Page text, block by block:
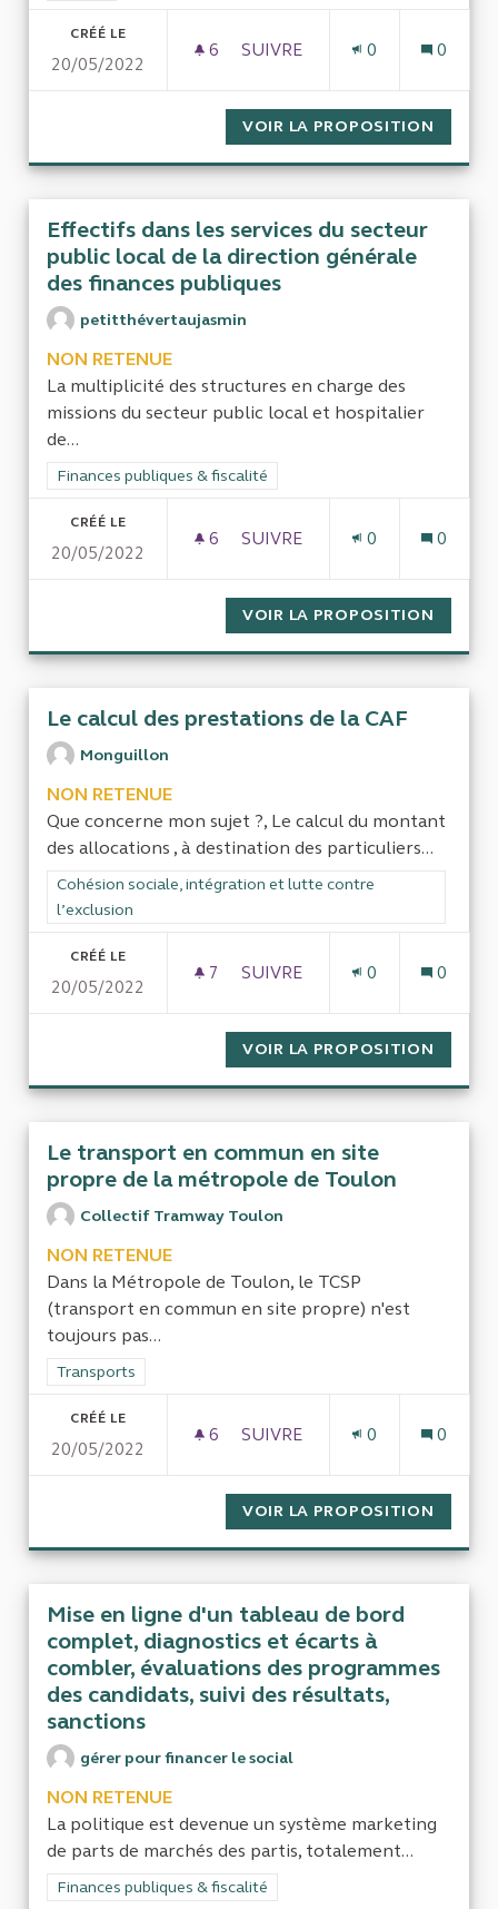
CRÉÉ LE
20/05/2022
6 6 ABONNÉS
SUIVRE
0 0
VOIR LA PROPOSITION
Effectifs dans les services du secteur
public local de la direction générale
des finances publiques
petitthévertaujasmin
NON RETENUE
La multiplicité des structures en charge des
missions du secteur public local et hospitalier
de...
Filtrer les résultats de la catégorie : Finances publiques &
Finances publiques & fiscalité
CRÉÉ LE
20/05/2022
6 6 ABONNÉS
SUIVRE
0 0
VOIR LA PROPOSITION
Le calcul des prestations de la CAF
Monguillon
NON RETENUE
Que concerne mon sujet ?, Le calcul du montant
des allocations , à destination des particuliers...
Filtrer les résultats de la catégorie : Cohésion sociale,
Cohésion sociale, intégration et lutte contre
l’exclusion
CRÉÉ LE
20/05/2022
7 7 ABONNÉS
SUIVRE
0 0
VOIR LA PROPOSITION
Le transport en commun en site
propre de la métropole de Toulon
Collectif Tramway Toulon
NON RETENUE
Dans la Métropole de Toulon, le TCSP
(transport en commun en site propre) n'est
toujours pas...
Filtrer les résultats de la catégorie : Transports
Transports
CRÉÉ LE
20/05/2022
6 6 ABONNÉS
SUIVRE
0 0
VOIR LA PROPOSITION
Mise en ligne d'un tableau de bord
complet, diagnostics et écarts à
combler, évaluations des programmes
des candidats, suivi des résultats,
sanctions
gérer pour financer le social
NON RETENUE
La politique est devenue un système marketing
de parts de marchés des partis, totalement...
Filtrer les résultats de la catégorie : Finances publiques &
Finances publiques & fiscalité